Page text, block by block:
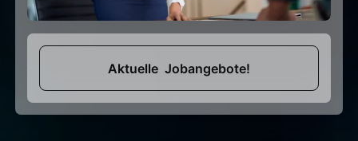
Aktuelle Jobangebote!